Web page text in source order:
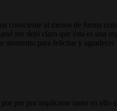
al menos de forma
me dejó claro que ésta es una
para felicitar y agradecer
por por implicarse tanto en ello